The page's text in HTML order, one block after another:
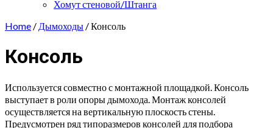
Хомут стеновой/Штанга
Home / Дымоходы / Консоль
Консоль
Используется совместно с монтажной площадкой. Консоль
выступает в роли опоры дымохода. Монтаж консолей
осуществляется на вертикальную плоскость стены.
Предусмотрен ряд типоразмеров консолей для подбора